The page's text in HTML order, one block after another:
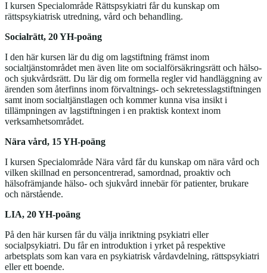
I kursen Specialområde Rättspsykiatri får du kunskap om
rättspsykiatrisk utredning, vård och behandling.
Socialrätt, 20 YH-poäng
I den här kursen lär du dig om lagstiftning främst inom
socialtjänstområdet men även lite om socialförsäkringsrätt och hälso-
och sjukvårdsrätt. Du lär dig om formella regler vid handläggning av
ärenden som återfinns inom förvaltnings- och sekretesslagstiftningen
samt inom socialtjänstlagen och kommer kunna visa insikt i
tillämpningen av lagstiftningen i en praktisk kontext inom
verksamhetsområdet.
Nära vård, 15 YH-poäng
I kursen Specialområde Nära vård får du kunskap om nära vård och
vilken skillnad en personcentrerad, samordnad, proaktiv och
hälsofrämjande hälso- och sjukvård innebär för patienter, brukare
och närstående.
LIA, 20 YH-poäng
På den här kursen får du välja inriktning psykiatri eller
socialpsykiatri. Du får en introduktion i yrket på respektive
arbetsplats som kan vara en psykiatrisk vårdavdelning, rättspsykiatri
eller ett boende.